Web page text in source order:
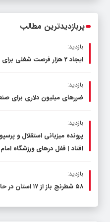
پربازدیدترین مطالب
بازدید:
ایجاد 2 هزار فرصت شغلی برای مددجویان طی ۵ سال گذشته
بازدید:
ضررهای میلیون دلاری برای
بازدید:
پرونده میزبانی استقلال و
افتاد | قفل در‌های ورزشگاه
بازدید:
۵۸ شطرنج‌ باز از ۱۷ استان در حال رقابت در گلمکان